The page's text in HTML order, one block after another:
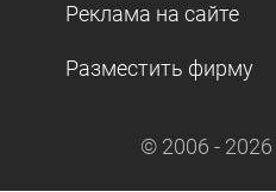
Реклама на сайте
Разместить фирму
© 2006 - 2026